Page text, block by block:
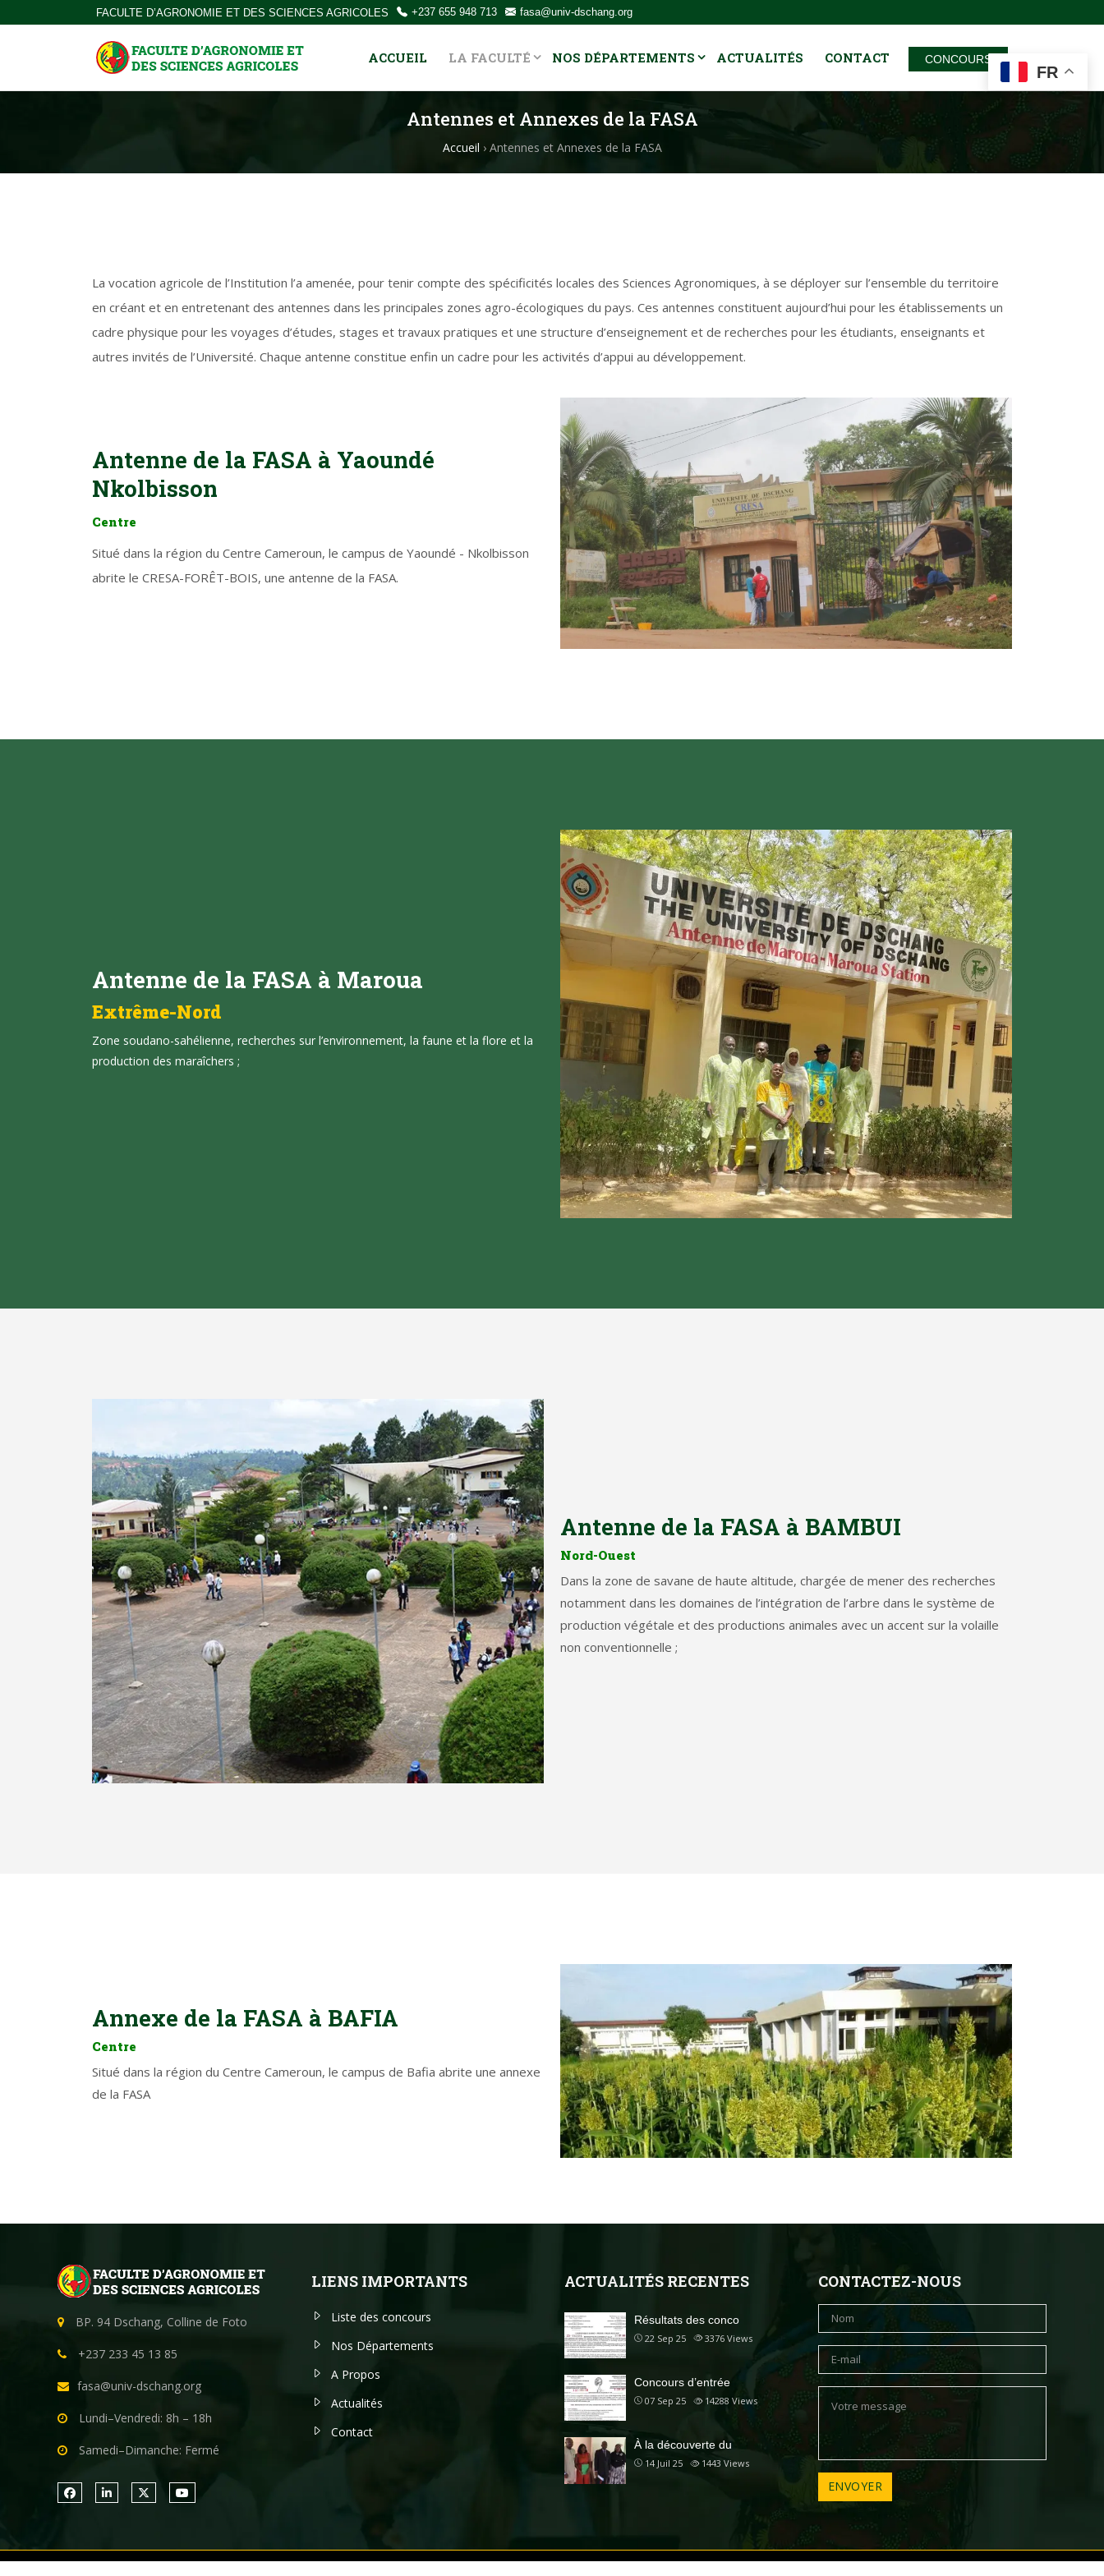
FACULTE D’AGRONOMIE ET DES SCIENCES AGRICOLES +237 655 948 713 fasa@univ-dschang.org
ACCUEIL LA FACULTÉ NOS DÉPARTEMENTS ACTUALITÉS CONTACT CONCOURS
Antennes et Annexes de la FASA
Accueil › Antennes et Annexes de la FASA
La vocation agricole de l’Institution l’a amenée, pour tenir compte des spécificités locales des Sciences Agronomiques, à se déployer sur l’ensemble du territoire
en créant et en entretenant des antennes dans les principales zones agro-écologiques du pays. Ces antennes constituent aujourd’hui pour les établissements un
cadre physique pour les voyages d’études, stages et travaux pratiques et une structure d’enseignement et de recherches pour les étudiants, enseignants et
autres invités de l’Université. Chaque antenne constitue enfin un cadre pour les activités d’appui au développement.
Antenne de la FASA à Yaoundé
Nkolbisson
Centre
Situé dans la région du Centre Cameroun, le campus de Yaoundé - Nkolbisson
abrite le CRESA-FORÊT-BOIS, une antenne de la FASA.
Antenne de la FASA à Maroua
Extrême-Nord
Zone soudano-sahélienne, recherches sur l’environnement, la faune et la flore et la
production des maraîchers ;
Antenne de la FASA à BAMBUI
Nord-Ouest
Dans la zone de savane de haute altitude, chargée de mener des recherches
notamment dans les domaines de l’intégration de l’arbre dans le système de
production végétale et des productions animales avec un accent sur la volaille
non conventionnelle ;
Annexe de la FASA à BAFIA
Centre
Situé dans la région du Centre Cameroun, le campus de Bafia abrite une annexe
de la FASA
BP. 94 Dschang, Colline de Foto
+237 233 45 13 85
fasa@univ-dschang.org
Lundi–Vendredi: 8h – 18h
Samedi–Dimanche: Fermé
LIENS IMPORTANTS
Liste des concours
Nos Départements
A Propos
Actualités
Contact
ACTUALITÉS RECENTES
Résultats des conco
22 Sep 25 3376 Views
Concours d’entrée
07 Sep 25 14288 Views
À la découverte du
14 Juil 25 1443 Views
CONTACTEZ-NOUS
FR